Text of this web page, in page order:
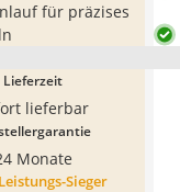
für präzises
Lieferzeit
lieferbar
Monate
Sieger